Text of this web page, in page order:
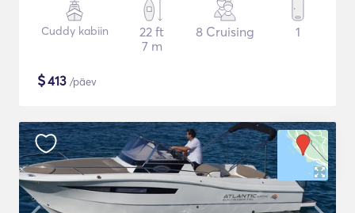
Cuddy kabiin
22 ft
7 m
8 Cruising 1
$413 /päev